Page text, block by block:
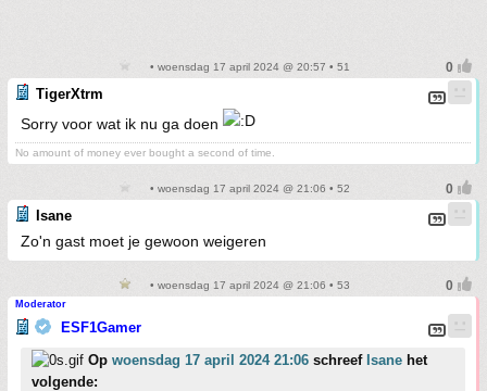
• woensdag 17 april 2024 @ 20:57 • 51
TigerXtrm
Sorry voor wat ik nu ga doen
No amount of money ever bought a second of time.
• woensdag 17 april 2024 @ 21:06 • 52
Isane
Zo'n gast moet je gewoon weigeren
• woensdag 17 april 2024 @ 21:06 • 53
Moderator
ESF1Gamer
Op woensdag 17 april 2024 21:06 schreef Isane het
volgende: